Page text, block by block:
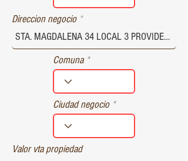
d
Direccion negocio
Comuna
Ciudad negocio
Valor vta propiedad